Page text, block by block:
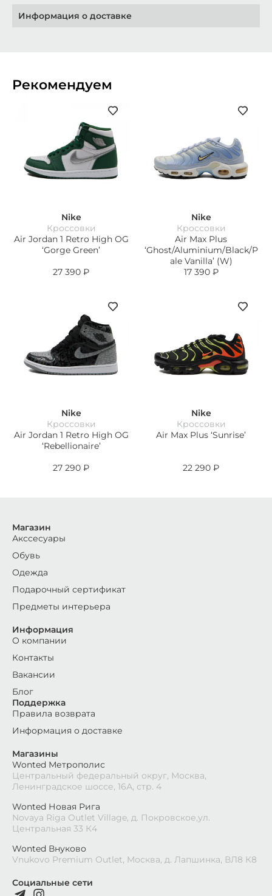
Информация о доставке
Рекомендуем
Nike
Кроссовки
Air Jordan 1 Retro High OG
‘Gorge Green’
27 390 ₽
Nike
Кроссовки
Air Max Plus
‘Ghost/Aluminium/Black/P
ale Vanilla’ (W)
17 390 ₽
Nike
Кроссовки
Air Jordan 1 Retro High OG
‘Rebellionaire’
27 290 ₽
Nike
Кроссовки
Air Max Plus ‘Sunrise’
22 290 ₽
Социальные сети
Магазины
Wonted Метрополис
Центральный федеральный округ, Москва,
Ленинградское шоссе, 16А, стр. 4
Wonted Новая Рига
Novaya Riga Outlet Village, д. Покровское,ул.
Центральная 33 К4
Wonted Внуково
Vnukovo Premium Outlet, Москва, д. Лапшинка, ВЛ8 К8
Магазин
Акссесуары
Обувь
Одежда
Подарочный сертификат
Предметы интерьера
Информация
О компании
Контакты
Вакансии
Блог
Поддержка
Правила возврата
Информация о доставке